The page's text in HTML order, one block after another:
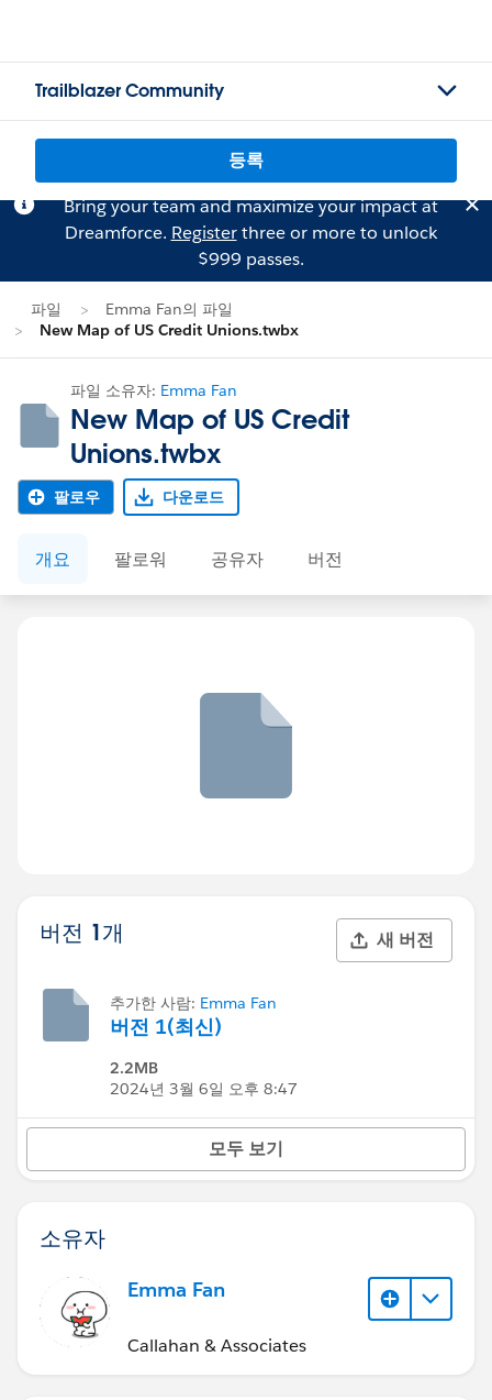
Trailblazer Community
등록
Bring your team and maximize your impact at
Dreamforce. Registerthree or more to unlock
$999 passes.
파일
Emma Fan의 파일
New Map of US Credit Unions.twbx
파일 소유자: Emma Fan
New Map of US Credit
Unions.twbx
팔로우 다운로드
개요 팔로워 공유자 버전
버전 1개 새 버전
추가한 사람: Emma Fan
버전 1(최신)
2.2MB
2024년 3월 6일 오후 8:47
모두 보기
소유자
Emma Fan
Callahan & Associates